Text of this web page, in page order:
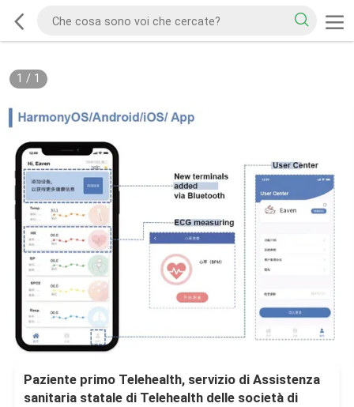
1 / 1
Paziente primo Telehealth, servizio di Assistenza
sanitaria statale di Telehealth delle società di